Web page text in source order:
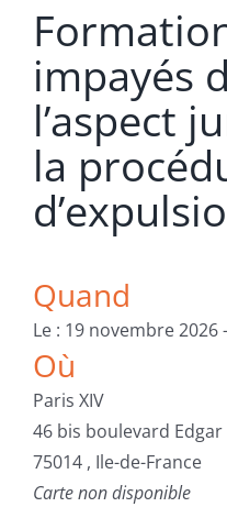
impayés
l’aspect
la
Quand
Le : 19 novembre
Où
Paris XIV
46 bis boulevard
75014 , Ile-de-France
Carte non disponible